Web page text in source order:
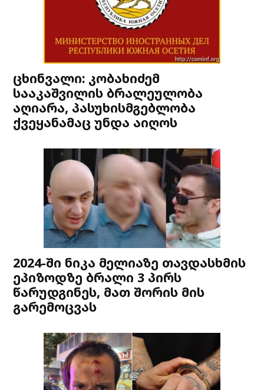
ცხინვალი: კობახიძემ
სააკაშვილის ბრალეულობა
აღიარა, პასუხისმგებლობა
ქვეყანამაც უნდა აიღოს
2024-ში ნიკა მელიაზე თავდასხმის
ეპიზოდზე ბრალი 3 პირს
წარუდგინეს, მათ შორის მის
გარემოცვას